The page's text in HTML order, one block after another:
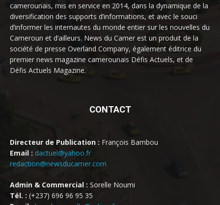
camerounais, mis en service en 2014, dans la dynamique de la
diversification des supports d’informations, et avec le souci
d’informer les internautes du monde entier sur les nouvelles du
Cameroun et d’ailleurs. News du Camer est un produit de la
société de presse Overland Company, également éditrice du
premier news magazine camerounais Défis Actuels, et de
Défis Actuels Magazine.
CONTACT
Directeur de Publication : François Bambou
Email : dactuel@yahoo.fr
redaction@newsducamer.com
Admin & Commercial : Sorelle Noumi
Tél. : (+237) 696 96 95 35